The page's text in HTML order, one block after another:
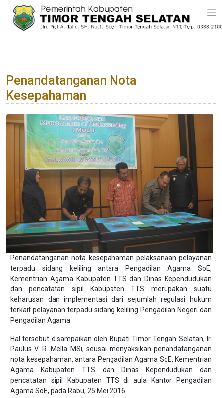
Penandatanganan Nota
Kesepahaman
Penandatanganan nota kesepahaman pelaksanaan pelayanan
terpadu sidang keliling antara Pengadilan Agama SoE,
Kementrian Agama Kabupaten TTS dan Dinas Kependudukan
dan pencatatan sipil Kabupaten TTS merupakan suatu
keharusan dan implementasi dari sejumlah regulasi hukum
terkait pelayanan terpadu sidang keliling Pengadilan Negeri dan
Pengadilan Agama
Hal tersebut disampaikan oleh Bupati Timor Tengah Selatan, Ir.
Paulus V. R. Mella MSi, seusai menyaksikan penandatanganan
nota kesepahaman, antara Pengadilan Agama SoE, Kementrian
Agama Kabupaten TTS dan Dinas Kependudukan dan
pencatatan sipil Kabupaten TTS di aula Kantor Pengadilan
Agama SoE, pada Rabu, 25 Mei 2016.